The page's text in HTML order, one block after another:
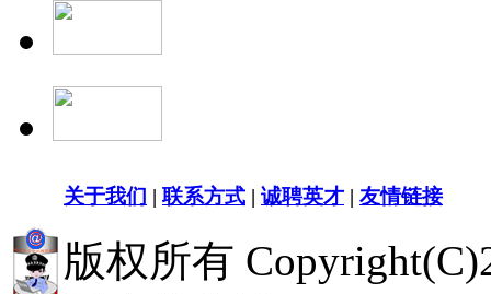
关于我们 | 联系方式 | 诚聘英才 | 友情链接
版权所有